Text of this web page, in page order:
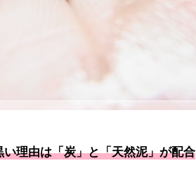
い理由は「炭」と「天然泥」が配合